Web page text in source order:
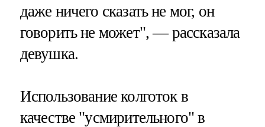
даже ничего сказать не мог, он
говорить не может", — рассказала
девушка.
Использование колготок в
качестве "усмирительного" в